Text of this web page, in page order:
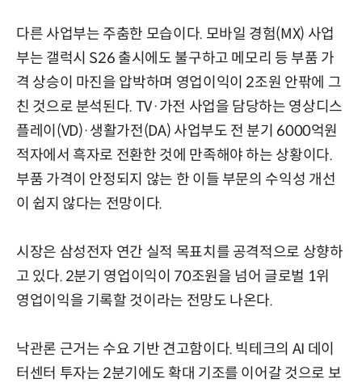
다른 사업부는 주춤한 모습이다. 모바일 경험(MX) 사업
부는 갤럭시 S26 출시에도 불구하고 메모리 등 부품 가
격 상승이 마진을 압박하며 영업이익이 2조원 안팎에 그
친 것으로 분석된다. TV·가전 사업을 담당하는 영상디스
플레이(VD)·생활가전(DA) 사업부도 전 분기 6000억원
적자에서 흑자로 전환한 것에 만족해야 하는 상황이다.
부품 가격이 안정되지 않는 한 이들 부문의 수익성 개선
이 쉽지 않다는 전망이다.
시장은 삼성전자 연간 실적 목표치를 공격적으로 상향하
고 있다. 2분기 영업이익이 70조원을 넘어 글로벌 1위
영업이익을 기록할 것이라는 전망도 나온다.
낙관론 근거는 수요 기반 견고함이다. 빅테크의 AI 데이
터센터 투자는 2분기에도 확대 기조를 이어갈 것으로 보